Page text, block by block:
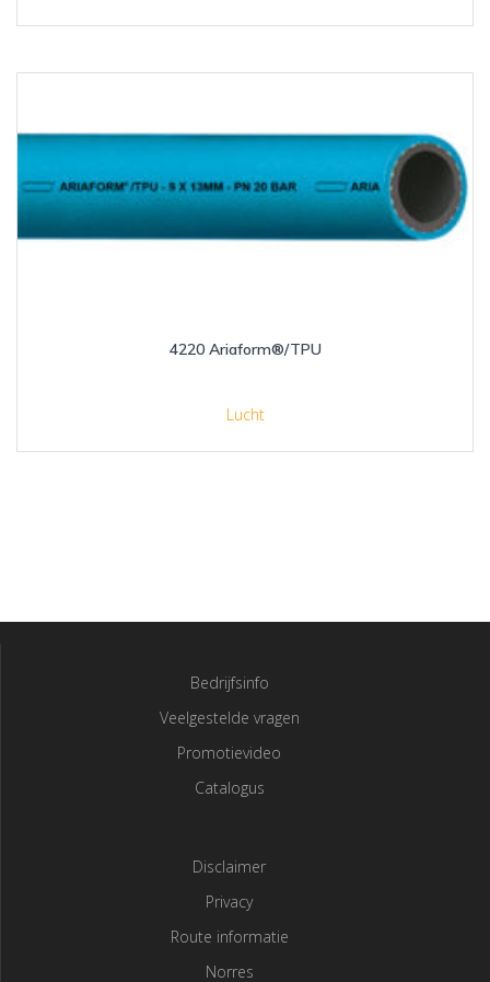
4220 Ariaform®/TPU
Lucht
Bedrijfsinfo
Veelgestelde vragen
Promotievideo
Catalogus
Disclaimer
Privacy
Route informatie
Norres